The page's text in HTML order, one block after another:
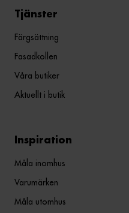
Tjänster
Färgsättning
Fasadkollen
Våra butiker
Aktuellt i butik
Inspiration
Måla inomhus
Varumärken
Måla utomhus